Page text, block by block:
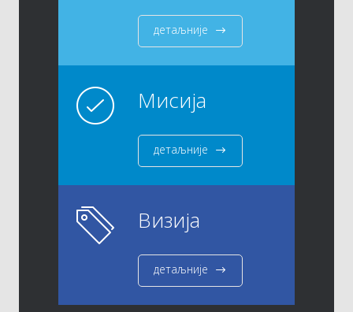
детаљније
Мисија
детаљније
Визија
детаљније